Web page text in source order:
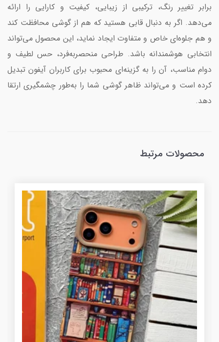
برابر تغییر رنگ، ترکیبی از زیبایی، کیفیت و کارایی را ارائه
می‌دهد. اگر به دنبال قابی هستید که هم از گوشی محافظت کند
و هم جلوه‌ای خاص و متفاوت ایجاد نماید، این محصول می‌تواند
انتخابی هوشمندانه باشد. طراحی منحصربه‌فرد، حس لطیف و
دوام مناسب، آن را به گزینه‌ای محبوب برای کاربران آیفون تبدیل
کرده است و می‌تواند ظاهر گوشی شما را به‌طور چشمگیری ارتقا
دهد.
محصولات مرتبط